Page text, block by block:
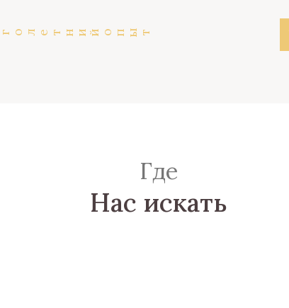
т
Где
Нас искать